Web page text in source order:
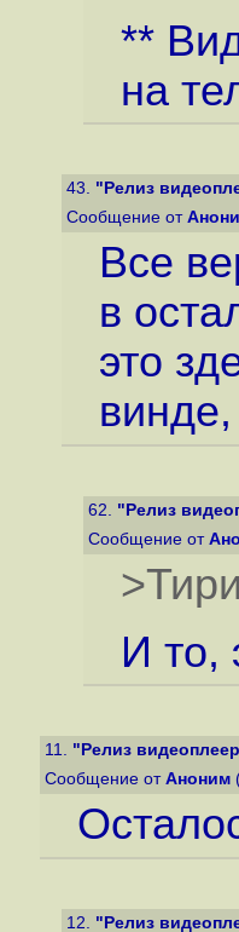
**
на
43. "Релиз
Сообщение от
Все
в
это
винде,
62. "Релиз
Сообщение от
И то,
11. "Релиз
Сообщение от Аноним
12. "Релиз